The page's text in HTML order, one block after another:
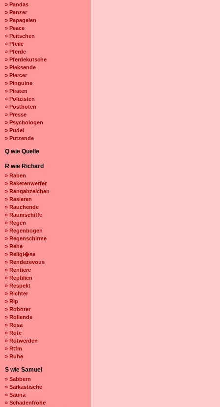
» Pandas
» Panzer
» Papageien
» Peace
» Peitschen
» Pfeile
» Pferde
» Pferdekutsche
» Pieksende
» Piercer
» Pinguine
» Piraten
» Polizisten
» Postboten
» Presse
» Psychologen
» Pudel
» Putzende
Q wie Quelle
R wie Richard
» Raben
» Raketenwerfer
» Rangabzeichen
» Rasieren
» Rauchende
» Raumschiffe
» Regen
» Regenbogen
» Regenschirme
» Rehe
» Religi�se
» Rendezevous
» Rentiere
» Reptilien
» Respekt
» Richter
» Rip
» Roboter
» Rollende
» Rosa
» Rote
» Rotwerden
» Rtfm
» Ruhe
S wie Samuel
» Sabbern
» Sarkastische
» Sauna
» Schadenfrohe